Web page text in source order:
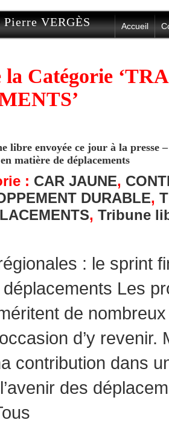
VERGÈS Accueil
la Catégorie
libre envoyée ce jour à la
matière de déplacements
: CAR JAUNE,
DURABLE,
, Tribune
: le sprint
Les
de
d’y revenir.
contribution dans
des